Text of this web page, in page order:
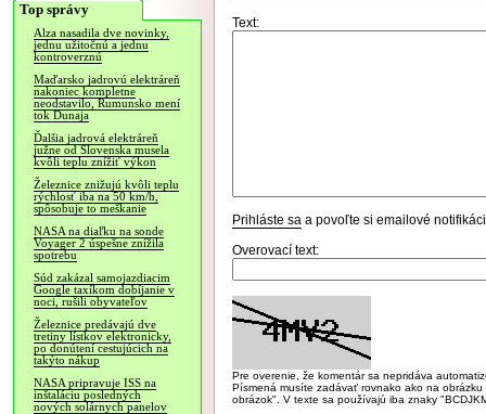
Top správy
Alza nasadila dve novinky,
jednu užitočnú a jednu
kontroverznú
Maďarsko jadrovú elektráreň
nakoniec kompletne
neodstavilo, Rumunsko mení
tok Dunaja
Ďalšia jadrová elektráreň
južne od Slovenska musela
kvôli teplu znížiť výkon
Železnice znižujú kvôli teplu
rýchlosť iba na 50 km/h,
spôsobuje to meškanie
NASA na diaľku na sonde
Voyager 2 úspešne znížila
spotrebu
Súd zakázal samojazdiacim
Google taxíkom dobíjanie v
noci, rušili obyvateľov
Železnice predávajú dve
tretiny lístkov elektronicky,
po donútení cestujúcich na
takýto nákup
NASA pripravuje ISS na
inštaláciu posledných
nových solárnych panelov
Text:
Prihláste sa a povoľte si emailové
Overovací text:
Pre overenie, že komentár sa nepridáva
Písmená musíte zadávať rovnako ako na
obrázok". V texte sa používajú iba znaky